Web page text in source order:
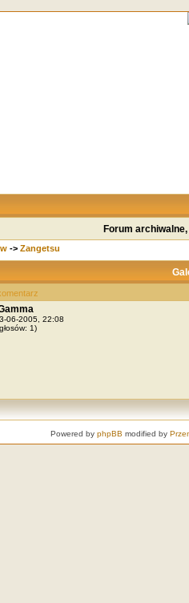
Forum
-> Zangetsu
06-2005, 22:08
1)
Powered by phpBB modified by